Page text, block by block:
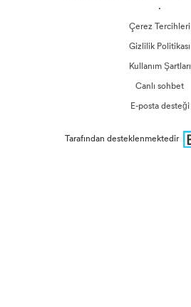
·
Çerez Tercihleri
Gizlilik Politikası
Kullanım Şartları
Canlı sohbet
E-posta desteği
Tarafından desteklenmektedir